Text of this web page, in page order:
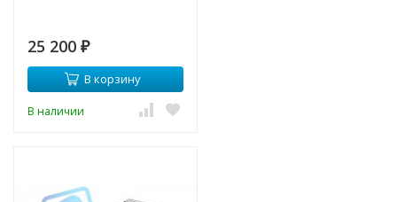
25 200 ₽
В корзину
В наличии